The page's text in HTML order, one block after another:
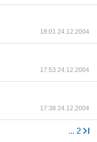
18:01 24.12.2004
17:53 24.12.2004
17:38 24.12.2004
... 2